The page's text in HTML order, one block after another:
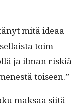
mitä ideaa
toim­
ja ilman riskiä
toiseen.”
mak­saa siitä